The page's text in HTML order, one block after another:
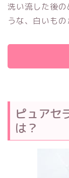
洗い流した後
うな、白いもの
ピュアセ
は？